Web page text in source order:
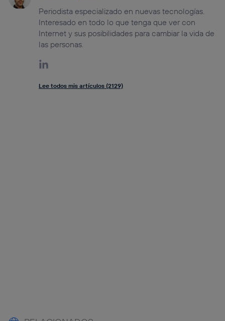
Periodista especializado en nuevas tecnologías.
Interesado en todo lo que tenga que ver con
Internet y sus posibilidades para cambiar la vida de
las personas.
Lee todos mis artículos (2129)